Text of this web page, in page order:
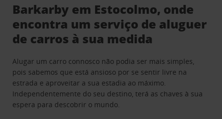
Barkarby em Estocolmo, onde
encontra um serviço de aluguer
de carros à sua medida
Alugar um carro connosco não podia ser mais simples,
pois sabemos que está ansioso por se sentir livre na
estrada e aproveitar a sua estadia ao máximo.
Independentemente do seu destino, terá as chaves à sua
espera para descobrir o mundo.